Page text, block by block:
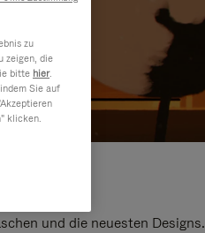
und die neuesten Designs.
zu
zeigen, die
bitte hier.
Sie auf
klicken.